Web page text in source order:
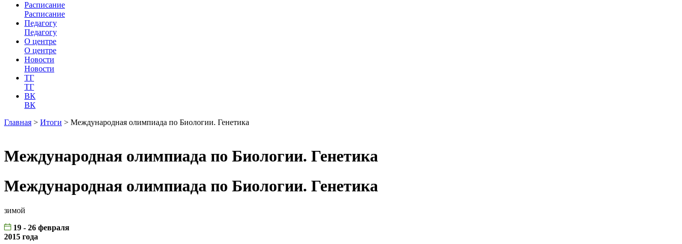
Расписание
Расписание
Педагогу
Педагогу
О центре
О центре
Новости
Новости
ТГ
ТГ
ВК
ВК
Главная > Итоги > Международная олимпиада по Биологии. Генетика
Международная олимпиада по Биологии. Генетика
Международная олимпиада по Биологии. Генетика
зимой
19 - 26 февраля
2015 года